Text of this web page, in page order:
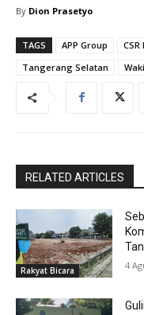
By Dion Prasetyo
TAGS APP Group
Tangerang Selatan
RELATED ARTICLES
Rakyat Bicara 4